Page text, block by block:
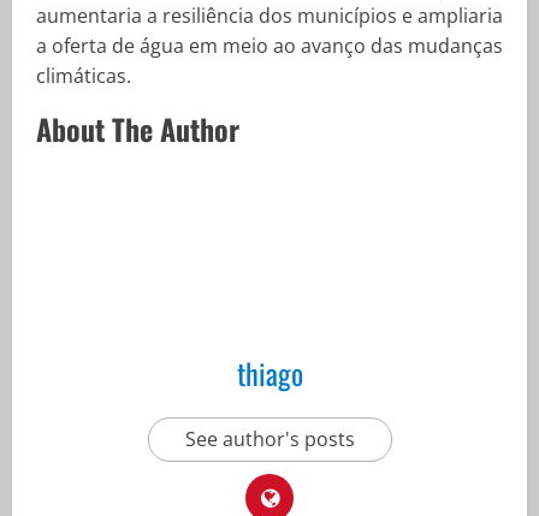
aumentaria a resiliência dos municípios e ampliaria
a oferta de água em meio ao avanço das mudanças
climáticas.
About The Author
thiago
See author's posts